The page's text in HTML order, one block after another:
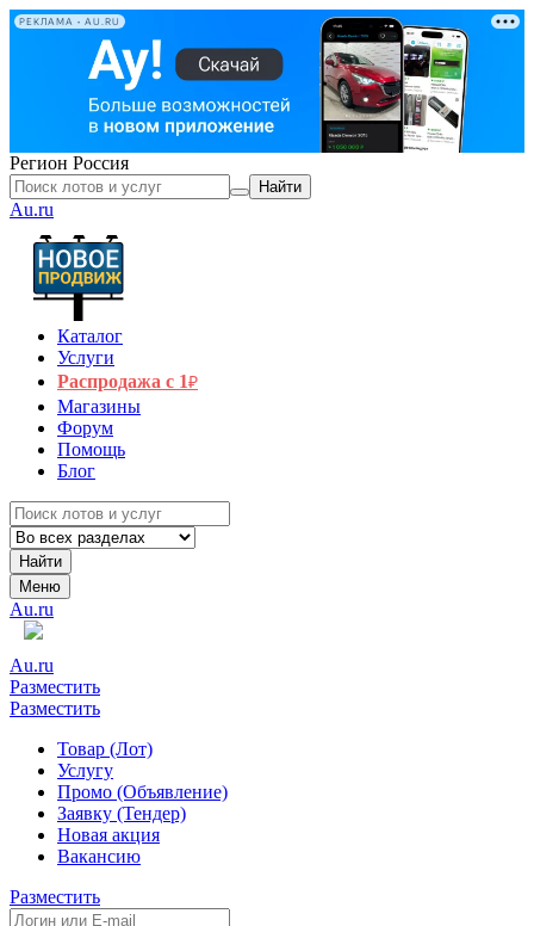
РЕКЛАМА • AU.RU
Регион Россия
Найти
Au.ru
Каталог
Услуги
Распродажа с 1₽
Магазины
Форум
Помощь
Блог
Найти
Меню
Au.ru
Au.ru
Разместить
Разместить
Товар (Лот)
Услугу
Промо (Объявление)
Заявку (Тендер)
Новая акция
Вакансию
Разместить